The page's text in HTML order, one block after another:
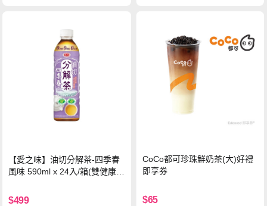
【愛之味】油切分解茶-四季春
風味 590ml x 24入/箱(雙健康認
$499
CoCo都可珍珠鮮奶茶(大)好禮
即享券
$65